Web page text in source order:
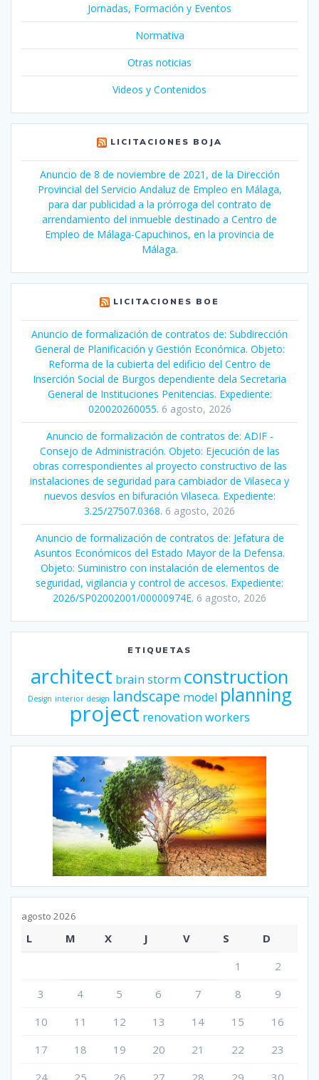
Jornadas, Formación y Eventos
Normativa
Otras noticias
Videos y Contenidos
LICITACIONES BOJA
Anuncio de 8 de noviembre de 2021, de la Dirección
Provincial del Servicio Andaluz de Empleo en Málaga,
para dar publicidad a la prórroga del contrato de
arrendamiento del inmueble destinado a Centro de
Empleo de Málaga-Capuchinos, en la provincia de
Málaga.
LICITACIONES BOE
Anuncio de formalización de contratos de: Subdirección
General de Planificación y Gestión Económica. Objeto:
Reforma de la cubierta del edificio del Centro de
Inserción Social de Burgos dependiente dela Secretaria
General de Instituciones Penitencias. Expediente:
020020260055. 6 agosto, 2026
Anuncio de formalización de contratos de: ADIF -
Consejo de Administración. Objeto: Ejecución de las
obras correspondientes al proyecto constructivo de las
instalaciones de seguridad para cambiador de Vilaseca y
nuevos desvíos en bifuración Vilaseca. Expediente:
3.25/27507.0368. 6 agosto, 2026
Anuncio de formalización de contratos de: Jefatura de
Asuntos Económicos del Estado Mayor de la Defensa.
Objeto: Suministro con instalación de elementos de
seguridad, vigilancia y control de accesos. Expediente:
2026/SP02002001/00000974E. 6 agosto, 2026
ETIQUETAS
architect brain storm construction
Design interior design landscape model planning
project renovation workers
agosto 2026
L M X J V S
D
1
2
3
4 5 6 7 8
9
10
11 12 13 14 15
16
17
18 19 20 21 22
23